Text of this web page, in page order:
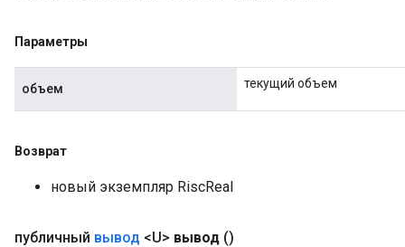
Параметры
объем текущий объем
Возврат
новый экземпляр RiscReal
публичный вывод <U> вывод ()